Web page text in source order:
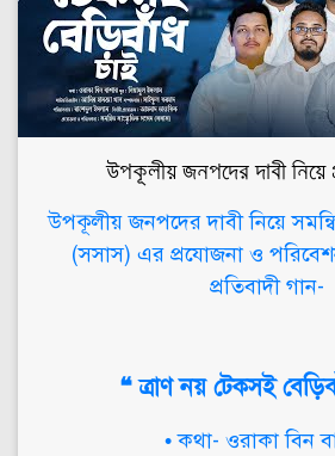
উপকূলীয় জনপদের দাবী নিয়ে
উপকূলীয় জনপদের দাবী নিয়ে
(সসাস) এর প্রযোজনা ও
প্রতিবাদী গান-
❝ ত্রাণ নয় টেকসই
• কথা- ওরাকা বিন